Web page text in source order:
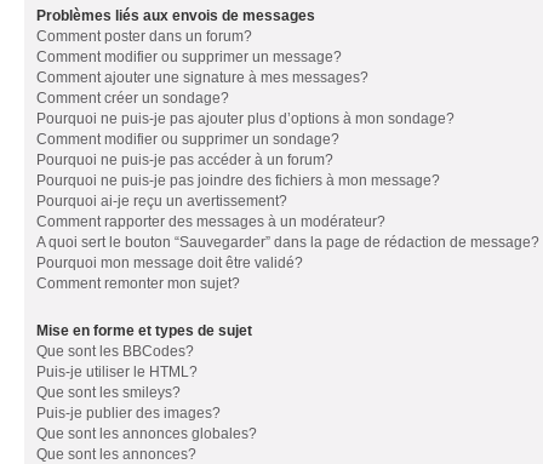
Problèmes liés aux envois de messages
Comment poster dans un forum?
Comment modifier ou supprimer un message?
Comment ajouter une signature à mes messages?
Comment créer un sondage?
Pourquoi ne puis-je pas ajouter plus d’options à mon sondage?
Comment modifier ou supprimer un sondage?
Pourquoi ne puis-je pas accéder à un forum?
Pourquoi ne puis-je pas joindre des fichiers à mon message?
Pourquoi ai-je reçu un avertissement?
Comment rapporter des messages à un modérateur?
A quoi sert le bouton “Sauvegarder” dans la page de rédaction de message?
Pourquoi mon message doit être validé?
Comment remonter mon sujet?
Mise en forme et types de sujet
Que sont les BBCodes?
Puis-je utiliser le HTML?
Que sont les smileys?
Puis-je publier des images?
Que sont les annonces globales?
Que sont les annonces?